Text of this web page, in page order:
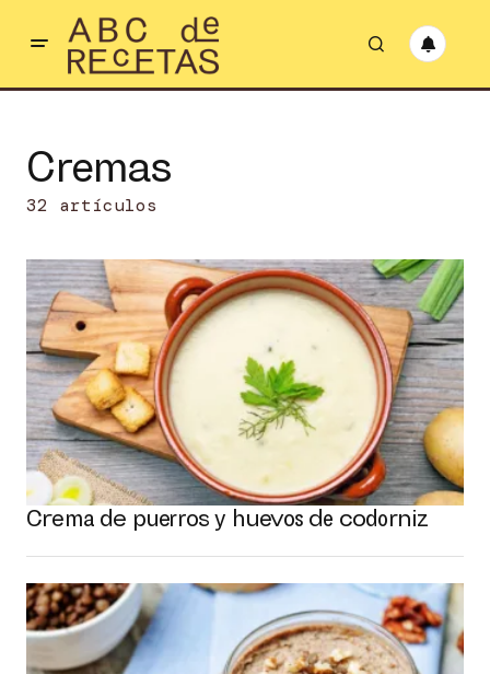
Cremas
32 artículos
Crema de puerros y huevos de codorniz